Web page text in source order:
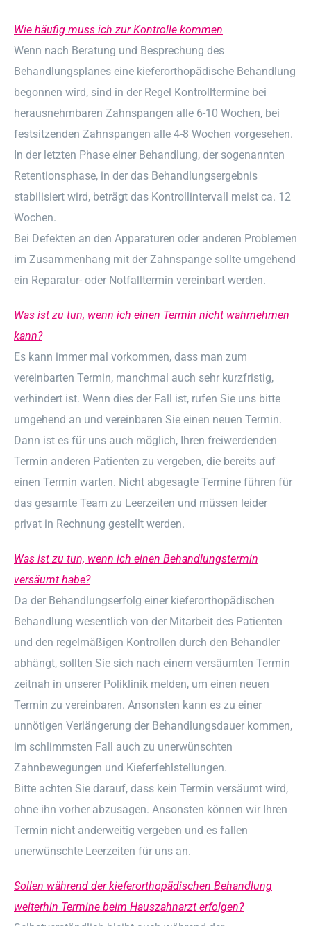
Wie häufig muss ich zur Kontrolle kommen
Wenn nach Beratung und Besprechung des
Behandlungsplanes eine kieferorthopädische Behandlung
begonnen wird, sind in der Regel Kontrolltermine bei
herausnehmbaren Zahnspangen alle 6-10 Wochen, bei
festsitzenden Zahnspangen alle 4-8 Wochen vorgesehen.
In der letzten Phase einer Behandlung, der sogenannten
Retentionsphase, in der das Behandlungsergebnis
stabilisiert wird, beträgt das Kontrollintervall meist ca. 12
Wochen.
Bei Defekten an den Apparaturen oder anderen Problemen
im Zusammenhang mit der Zahnspange sollte umgehend
ein Reparatur- oder Notfalltermin vereinbart werden.
Was ist zu tun, wenn ich einen Termin nicht wahrnehmen
kann?
Es kann immer mal vorkommen, dass man zum
vereinbarten Termin, manchmal auch sehr kurzfristig,
verhindert ist. Wenn dies der Fall ist, rufen Sie uns bitte
umgehend an und vereinbaren Sie einen neuen Termin.
Dann ist es für uns auch möglich, Ihren freiwerdenden
Termin anderen Patienten zu vergeben, die bereits auf
einen Termin warten. Nicht abgesagte Termine führen für
das gesamte Team zu Leerzeiten und müssen leider
privat in Rechnung gestellt werden.
Was ist zu tun, wenn ich einen Behandlungstermin
versäumt habe?
Da der Behandlungserfolg einer kieferorthopädischen
Behandlung wesentlich von der Mitarbeit des Patienten
und den regelmäßigen Kontrollen durch den Behandler
abhängt, sollten Sie sich nach einem versäumten Termin
zeitnah in unserer Poliklinik melden, um einen neuen
Termin zu vereinbaren. Ansonsten kann es zu einer
unnötigen Verlängerung der Behandlungsdauer kommen,
im schlimmsten Fall auch zu unerwünschten
Zahnbewegungen und Kieferfehlstellungen.
Bitte achten Sie darauf, dass kein Termin versäumt wird,
ohne ihn vorher abzusagen. Ansonsten können wir Ihren
Termin nicht anderweitig vergeben und es fallen
unerwünschte Leerzeiten für uns an.
Sollen während der kieferorthopädischen Behandlung
weiterhin Termine beim Hauszahnarzt erfolgen?